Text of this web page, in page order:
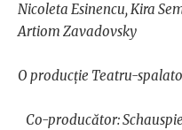
Nicoleta Esinencu, Kira
Artiom Zavadovsky
O producție Teatru-
Co-producător: